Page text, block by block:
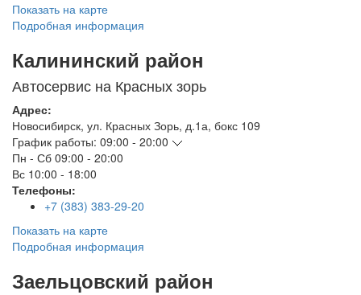
Показать на карте
Подробная информация
Калининский район
Автосервис на Красных зорь
Адрес:
Новосибирск, ул. Красных Зорь, д.1а, бокс 109
График работы: 09:00 - 20:00
Пн - Сб 09:00 - 20:00
Вс 10:00 - 18:00
Телефоны:
+7 (383) 383-29-20
Показать на карте
Подробная информация
Заельцовский район